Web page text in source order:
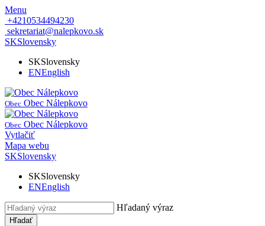
Menu
+4210534494230
sekretariat@nalepkovo.sk
SKSlovensky
SKSlovensky
ENEnglish
Obec Obec Nálepkovo
Obec Obec Nálepkovo
Vytlačiť
Mapa webu
SKSlovensky
SKSlovensky
ENEnglish
Hľadaný výraz
Hľadať